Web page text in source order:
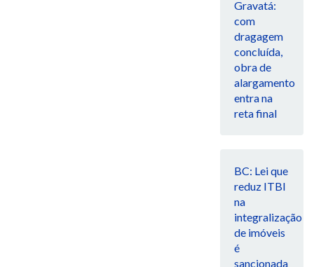
Gravatá:
com
dragagem
concluída,
obra de
alargamento
entra na
reta final
BC: Lei que
reduz ITBI
na
integralização
de imóveis
é
sancionada